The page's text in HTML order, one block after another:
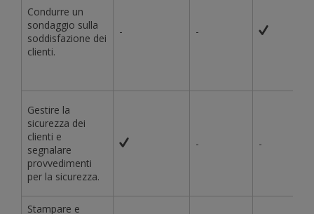
Condurre un
sondaggio sulla
soddisfazione dei
clienti.
- -
Gestire la
sicurezza dei
clienti e
segnalare
provvedimenti
per la sicurezza.
- -
Stampare e